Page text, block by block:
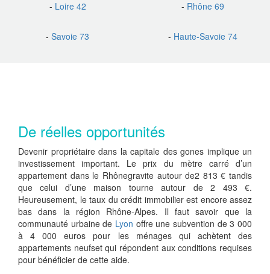
- Loire 42 - Rhône 69
- Savoie 73 - Haute-Savoie 74
De réelles opportunités
Devenir propriétaire dans la capitale des gones implique un
investissement important. Le prix du mètre carré d’un
appartement dans le Rhônegravite autour de2 813 € tandis
que celui d’une maison tourne autour de 2 493 €.
Heureusement, le taux du crédit immobilier est encore assez
bas dans la région Rhône-Alpes. Il faut savoir que la
communauté urbaine de Lyon offre une subvention de 3 000
à 4 000 euros pour les ménages qui achètent des
appartements neufset qui répondent aux conditions requises
pour bénéficier de cette aide.